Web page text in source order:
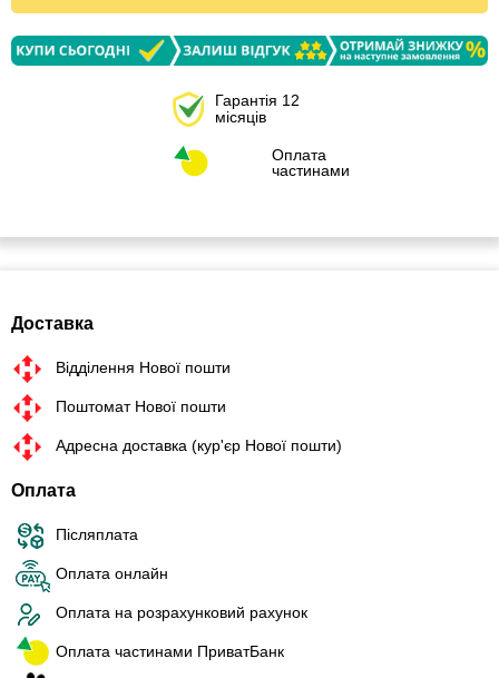
Гарантія 12
місяців
Оплата
частинами
Доставка
Відділення Нової пошти
Поштомат Нової пошти
Адресна доставка (кур'єр Нової пошти)
Оплата
Післяплата
Оплата онлайн
Оплата на розрахунковий рахунок
Оплата частинами ПриватБанк